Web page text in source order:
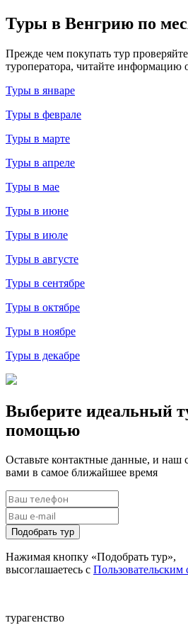
Туры в Венгрию по
Прежде чем покупать тур
туроператора, читайте информацию
Туры в январе
Туры в феврале
Туры в марте
Туры в апреле
Туры в мае
Туры в июне
Туры в июле
Туры в августе
Туры в сентябре
Туры в октябре
Туры в ноябре
Туры в декабре
Выберите идеальный
помощью
Оставьте контактные данные, и наш
вами в самое ближайшее время
Подобрать тур
Нажимая кнопку «Подобрать тур»,
высоглашаетесь с Пользовательским
турагенство